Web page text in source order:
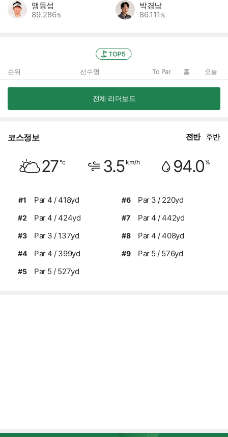
맹동섭
89.286%
박경남
86.111 %
순위 선수명 To Par 홀 오늘
전체 리더보드
코스정보
27°c 3.5 km/h 94.0 %
전반 후반
#1 Par 4 / 418yd
#2 Par 4 / 424yd
#3 Par 3 / 137yd
#4 Par 4 / 399yd
#5 Par 5 / 527yd
#6 Par 3 / 220yd
#7 Par 4 / 442yd
#8 Par 4 / 408yd
#9 Par 5 / 576yd